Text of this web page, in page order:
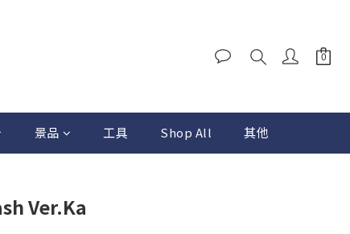
景品 工具 Shop All 其他
Ver.Ka